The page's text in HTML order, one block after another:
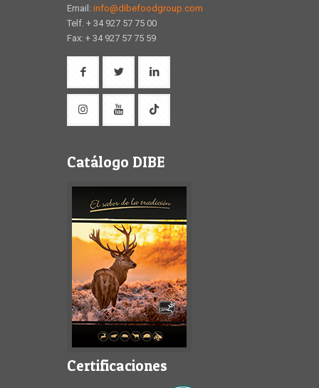
Email: info@dibefoodgroup.com
Telf. + 34 927 57 75 00
Fax: + 34 927 57 75 59
Catálogo DIBE
Certificaciones